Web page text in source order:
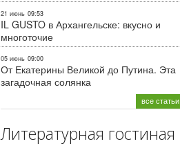
21 июнь 09:53
IL GUSTO в Архангельске: вкусно и
многоточие
05 июнь 09:00
От Екатерины Великой до Путина. Эта
загадочная солянка
все статьи
Литературная гостиная